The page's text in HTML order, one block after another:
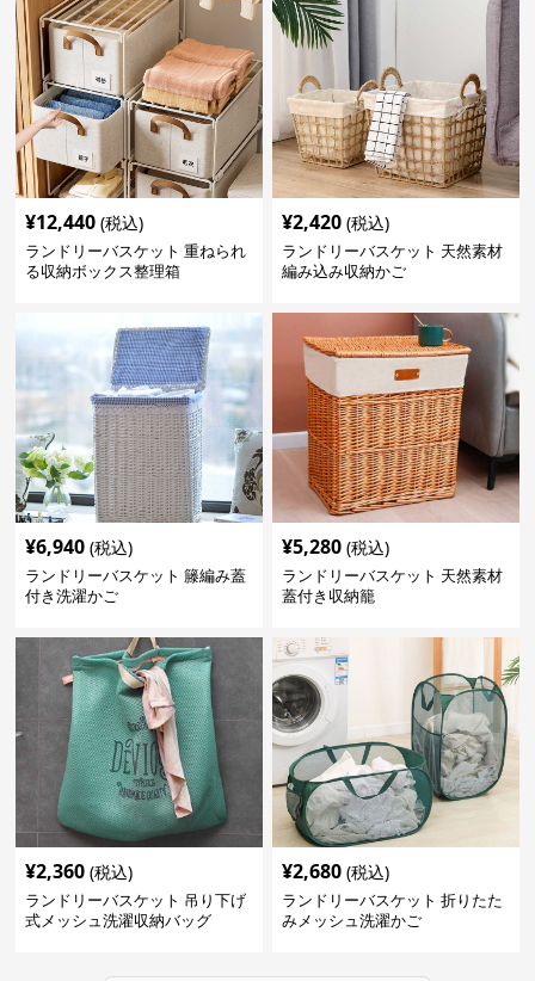
¥12,440 (税込)
ランドリーバスケット 重ねられ
る収納ボックス整理箱
¥2,420 (税込)
ランドリーバスケット 天然素材
編み込み収納かご
¥6,940 (税込)
ランドリーバスケット 籐編み蓋
付き洗濯かご
¥5,280 (税込)
ランドリーバスケット 天然素材
蓋付き収納籠
¥2,360 (税込)
ランドリーバスケット 吊り下げ
式メッシュ洗濯収納バッグ
¥2,680 (税込)
ランドリーバスケット 折りたた
みメッシュ洗濯かご